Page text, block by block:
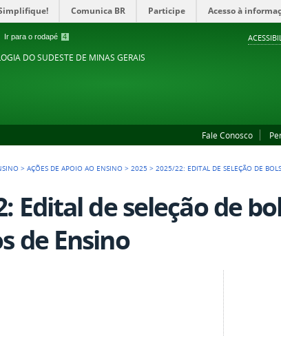
Ir para o rodapé 4
Comunica BR Participe Acesso à
DO SUDESTE DE MINAS GERAIS
Fale Conosco
>AÇÕES DE APOIO AO ENSINO >2025 >2025/22: EDITAL DE SELEÇÃO DE
Edital de seleção de
de Ensino